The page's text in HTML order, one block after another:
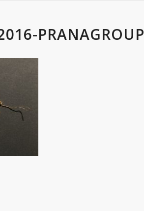
PRANAGROUP